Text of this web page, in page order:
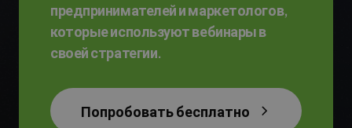
предпринимателей и маркетологов,
которые используют вебинары в
своей стратегии.
Попробовать бесплатно